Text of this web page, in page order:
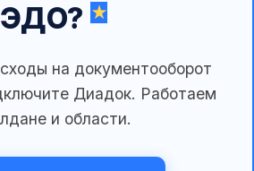
ЭДО?
на документооборот
Диадок. Работаем
и области.